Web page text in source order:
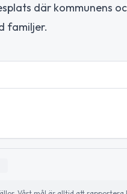
där kommunens
familjer.